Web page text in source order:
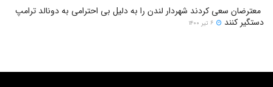
معترضان سعی کردند شهردار لندن را به دلیل بی احترامی به دونالد ترامپ
دستگیر کنند